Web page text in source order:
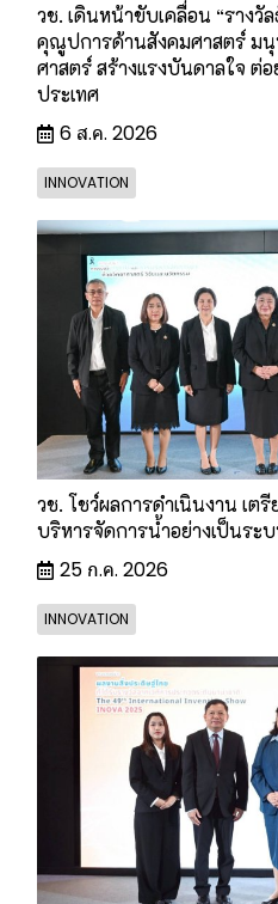
วช. เดินหน้าขับเคลื่อน “รางวั
คุณูปการด้านสังคมศาสตร์ ม
ศาสตร์ สร้างแรงบันดาลใจ ต่
ประเทศ
6 ส.ค. 2026
INNOVATION
วช. โชว์ผลการดำเนินงาน เต
บริหารจัดการน้ำอย่างเป็นระ
25 ก.ค. 2026
INNOVATION